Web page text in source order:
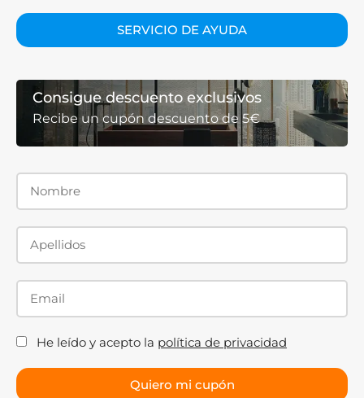
SERVICIO DE AYUDA
Consigue descuento exclusivos
Recibe un cupón descuento de 5€
He leído y acepto la política de privacidad